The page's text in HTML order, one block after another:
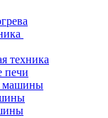
техника
печи
машины